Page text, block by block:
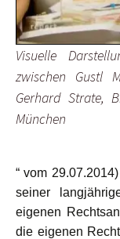
Visuelle
zwischen Gustl
Gerhard Strate,
München
“ vom
seiner
eigenen
die eigenen